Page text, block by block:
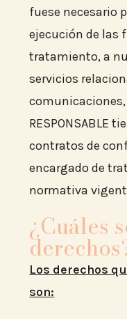
fuese necesario
ejecución de las
tratamiento, a
servicios
RESPONSABLE
contratos de
encargado de
normativa
¿Cuáles
Los derechos
son: